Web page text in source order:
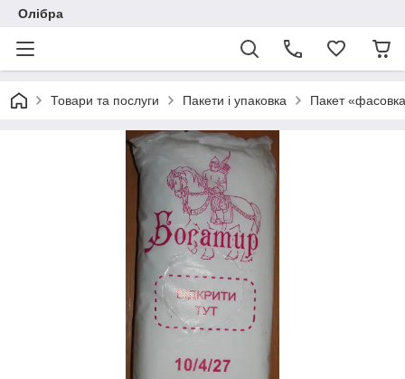
Олібра
Товари та послуги Пакети і упаковка Пакет